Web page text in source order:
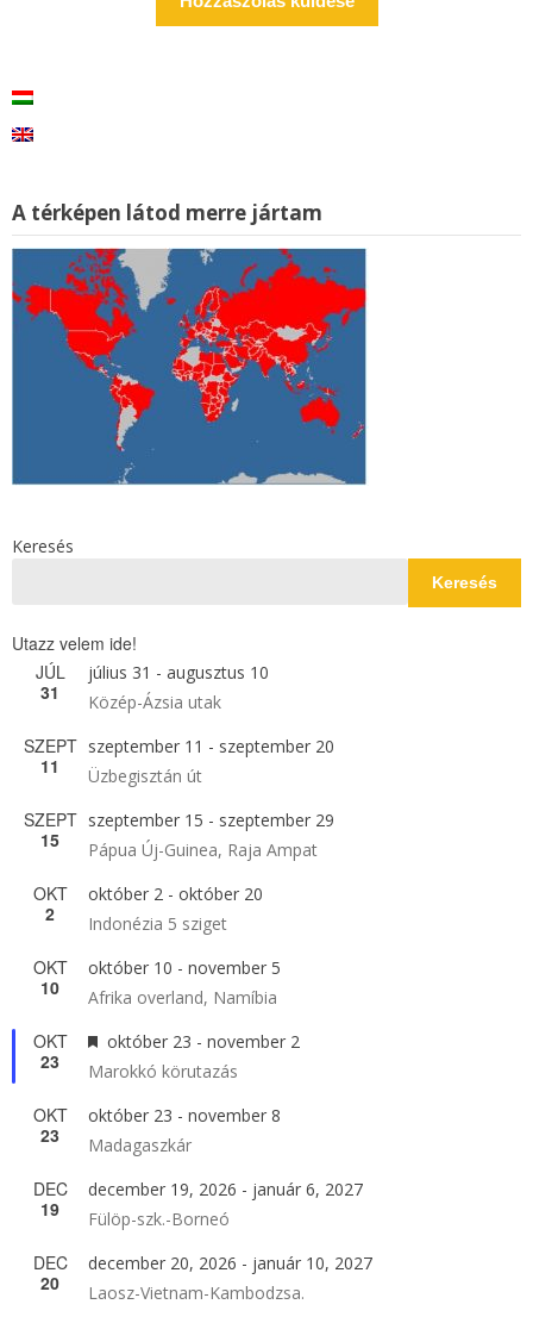
A térképen látod merre jártam
Keresés
Keresés
Utazz velem ide!
JÚL
31
július 31 - augusztus 10
Közép-Ázsia utak
SZEPT
11
szeptember 11 - szeptember 20
Üzbegisztán út
SZEPT
15
szeptember 15 - szeptember 29
Pápua Új-Guinea, Raja Ampat
OKT
2
október 2 - október 20
Indonézia 5 sziget
OKT
10
október 10 - november 5
Afrika overland, Namíbia
OKT
23
Kiemelt
október 23 - november 2
Marokkó körutazás
OKT
23
október 23 - november 8
Madagaszkár
DEC
19
december 19, 2026 - január 6, 2027
Fülöp-szk.-Borneó
DEC
20
december 20, 2026 - január 10, 2027
Laosz-Vietnam-Kambodzsa.